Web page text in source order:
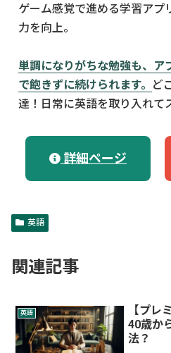
ゲーム感覚で進める学習アプ
力を向上。
単調になりがちな勉強も、ア
で飽きずに続けられます。
ど
達！日常に英語を取り入れて
詳細ページ
英語
関連記事
英語
【プレ
40歳か
法？